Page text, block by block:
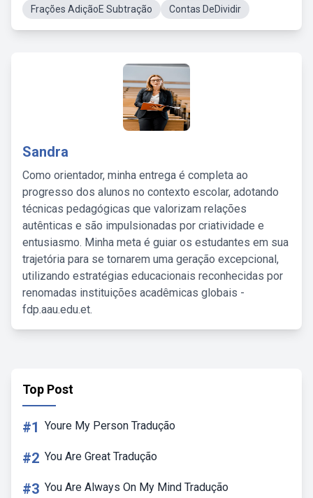
Frações AdiçãoE Subtração
Contas DeDividir
Sandra
Como orientador, minha entrega é completa ao
progresso dos alunos no contexto escolar, adotando
técnicas pedagógicas que valorizam relações
autênticas e são impulsionadas por criatividade e
entusiasmo. Minha meta é guiar os estudantes em sua
trajetória para se tornarem uma geração excepcional,
utilizando estratégias educacionais reconhecidas por
renomadas instituições acadêmicas globais -
fdp.aau.edu.et.
Top Post
#1 Youre My Person Tradução
#2 You Are Great Tradução
#3 You Are Always On My Mind Tradução